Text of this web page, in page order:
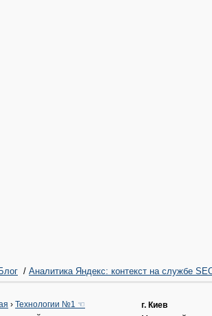
Блог / Аналитика Яндекс: контекст на службе
› Технологии №1 ☜
г. Киев